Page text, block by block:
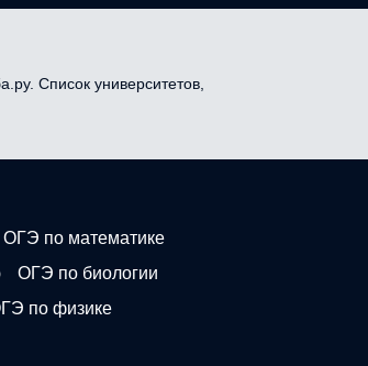
Список университетов,
ОГЭ по математике
ОГЭ по биологии
по физике